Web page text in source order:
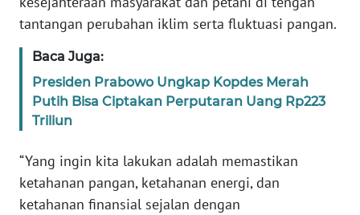
tantangan perubahan iklim serta fluktuasi pangan.
Baca Juga:
Presiden Prabowo Ungkap Kopdes Merah
Putih Bisa Ciptakan Perputaran Uang Rp223
Triliun
“Yang ingin kita lakukan adalah memastikan
ketahanan pangan, ketahanan energi, dan
ketahanan finansial sejalan dengan
Regional
WN
WN
JAKARTA
WN
JABAR